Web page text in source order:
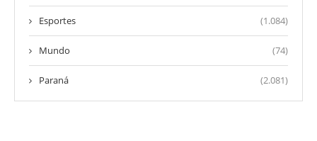
Esportes (1.084)
Mundo (74)
Paraná (2.081)